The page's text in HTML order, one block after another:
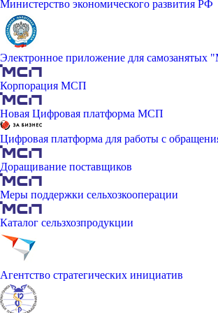
Министерство экономического развития РФ
Электронное приложение для самозанятых
Корпорация МСП
Новая Цифровая платформа МСП
Цифровая платформа для работы с
Доращивание поставщиков
Меры поддержки сельхозкооперации
Каталог сельзхозпродукции
Агентство стратегических инициатив